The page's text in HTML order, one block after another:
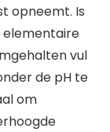
opneemt. Is
elementaire
vul
de pH te
om